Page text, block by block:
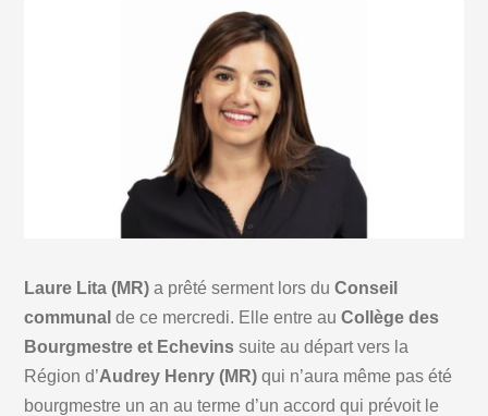
Laure Lita (MR) a prêté serment lors duConseil
communal de ce mercredi. Elle entre au Collège des
Bourgmestre et Echevins suite au départ vers la
Région d’Audrey Henry (MR) qui n’aura même pas été
bourgmestre un an au terme d’un accord qui prévoit le